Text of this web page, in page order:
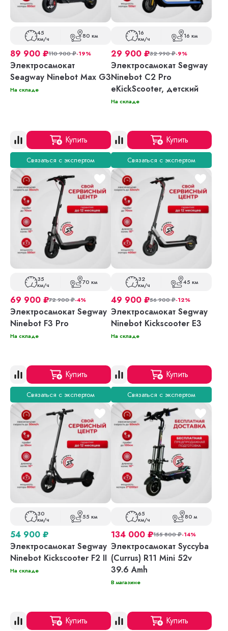
45
км/ч 80 км
89 900 ₽110 900₽-19%
Электросамокат
Seagway Ninebot Max G3
На складе
Купить
Связаться с экспертом
16
км/ч 16 км
29 900 ₽32 990₽-9%
Электросамокат Segway
Ninebot C2 Pro
eKickScooter, детский
На складе
Купить
Связаться с экспертом
35
км/ч 70 км
69 900 ₽72 900₽-4%
Электросамокат Segway
Ninebot F3 Pro
На складе
Купить
Связаться с экспертом
32
км/ч 45 км
49 900 ₽56 900₽-12%
Электросамокат Segway
Ninebot Kickscooter E3
На складе
Купить
Связаться с экспертом
30
км/ч 55 км
54 900 ₽
Электросамокат Segway
Ninebot Kickscooter F2 II
На складе
Купить
65
км/ч 80 м
134 000 ₽155 800₽-14%
Электросамокат Syccyba
(Currus) R11 Mini 52v
39.6 Amh
В магазине
Купить